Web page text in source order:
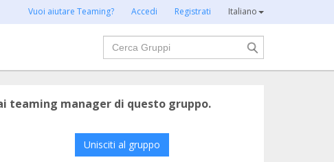
Vuoi aiutare Teaming? Accedi Registrati Italiano
Cerca
teaming manager di questo gruppo.
Unisciti al gruppo